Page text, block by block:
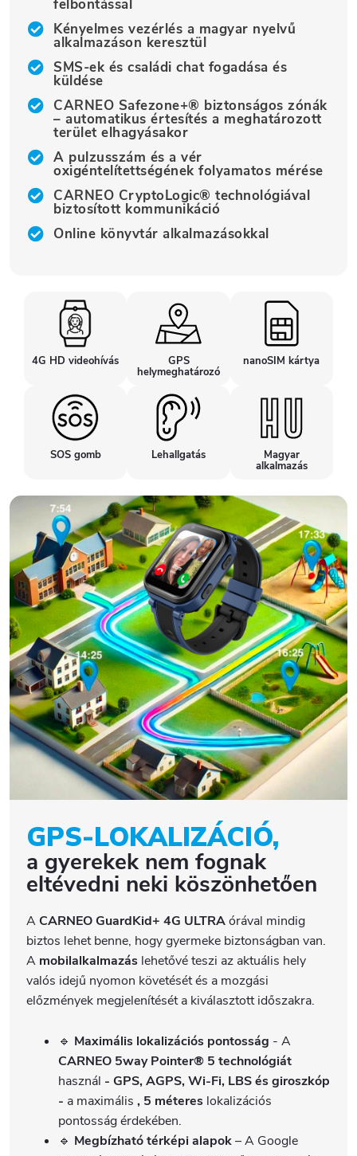
felbontással
Kényelmes vezérlés a magyar nyelvű
alkalmazáson keresztül
SMS-ek és családi chat fogadása és
küldése
CARNEO Safezone+® biztonságos zónák
– automatikus értesítés a meghatározott
terület elhagyásakor
A pulzusszám és a vér
oxigéntelítettségének folyamatos mérése
CARNEO CryptoLogic® technológiával
biztosított kommunikáció
Online könyvtár alkalmazásokkal
4G HD videohívás GPS
helymeghatározó
nanoSIM kártya
SOS gomb Lehallgatás Magyar
alkalmazás
GPS-LOKALIZÁCIÓ,
a gyerekek nem fognak
eltévedni neki köszönhetően
ACARNEO GuardKid+ 4G ULTRAórával mindig
biztos lehet benne, hogy gyermeke biztonságban van.
A mobilalkalmazás lehetővé teszi az aktuális hely
valós idejű nyomon követését és a mozgási
előzmények megjelenítését a kiválasztott időszakra.
🔹 Maximális lokalizációs pontosság - A
CARNEO 5way Pointer® 5 technológiát
használ - GPS, AGPS, Wi-Fi, LBS és giroszkóp
- a maximális, 5 méteres lokalizációs
pontosság érdekében.
🔹 Megbízható térképi alapok– A Google